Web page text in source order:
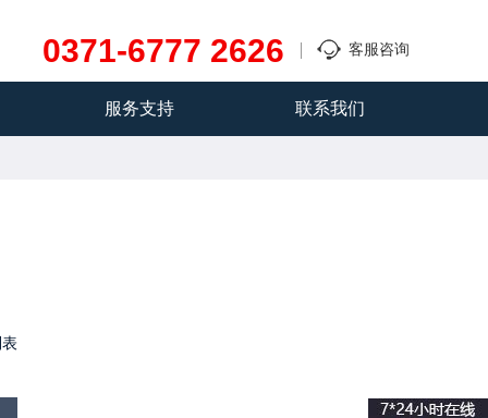
0371-6777 2626 客服咨询
服务支持 联系我们